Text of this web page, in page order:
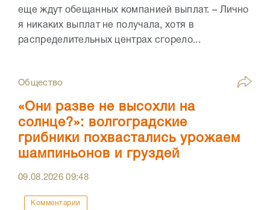
еще ждут обещанных компанией выплат. – Лично
я никаких выплат не получала, хотя в
распределительных центрах сгорело...
Общество
«Они разве не высохли на
солнце?»: волгоградские
грибники похвастались урожаем
шампиньонов и груздей
09.08.202609:48
Комментарии